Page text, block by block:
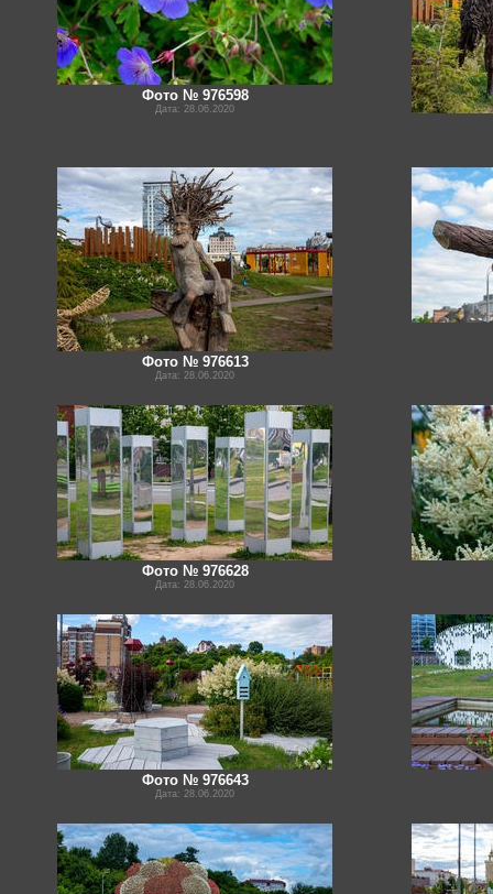
Фото № 976598
Дата: 28.06.2020
Фото № 976613
Дата: 28.06.2020
Фото № 976628
Дата: 28.06.2020
Фото № 976643
Дата: 28.06.2020